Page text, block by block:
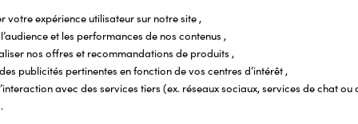
SUR LA QUANTITÉ
votre expérience utilisateur sur notre site ,
et les performances de nos contenus ,
nos offres et recommandations de produits ,
publicités pertinentes en fonction de vos centres d’intérêt ,
avec des services tiers (ex. réseaux sociaux, services de chat ou